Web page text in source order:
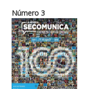
Número 3